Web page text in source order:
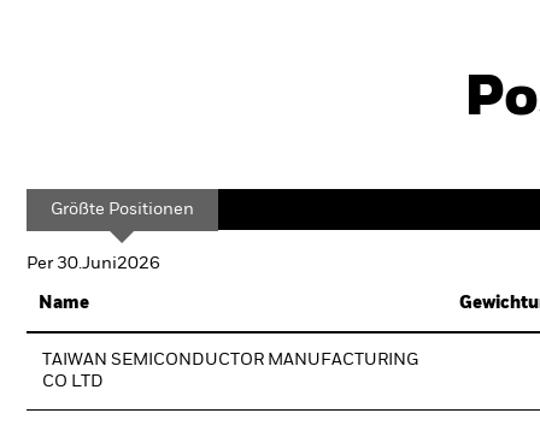
Größte Positionen
Per 30.Juni2026
Name
TAIWAN SEMICONDUCTOR MANUFACTURING
CO LTD